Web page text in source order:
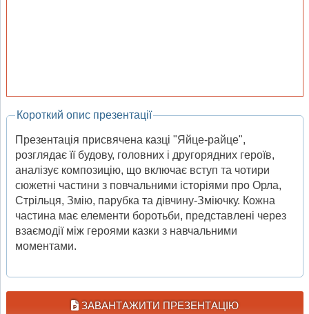
Короткий опис презентації
Презентація присвячена казці "Яйце-райце",
розглядає її будову, головних і другорядних героїв,
аналізує композицію, що включає вступ та чотири
сюжетні частини з повчальними історіями про Орла,
Стрільця, Змію, парубка та дівчину-Зміючку. Кожна
частина має елементи боротьби, представлені через
взаємодії між героями казки з навчальними
моментами.
ЗАВАНТАЖИТИ ПРЕЗЕНТАЦІЮ